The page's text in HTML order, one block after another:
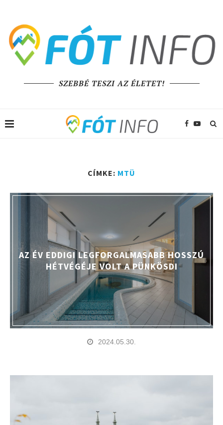
SZEBBÉ TESZI AZ ÉLETET!
CÍMKE: MTÜ
AZ ÉV EDDIGI LEGFORGALMASABB HOSSZÚ
HÉTVÉGÉJE VOLT A PÜNKÖSDI
2024.05.30.